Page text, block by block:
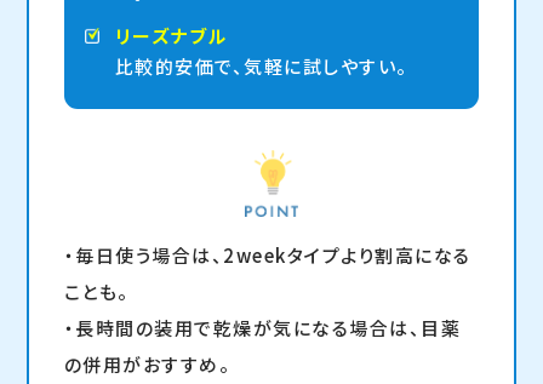
リーズナブル
比較的安価で、気軽に試しやすい。
・毎日使う場合は、2weekタイプより割高になる
ことも。
・長時間の装用で乾燥が気になる場合は、目薬
の併用がおすすめ。